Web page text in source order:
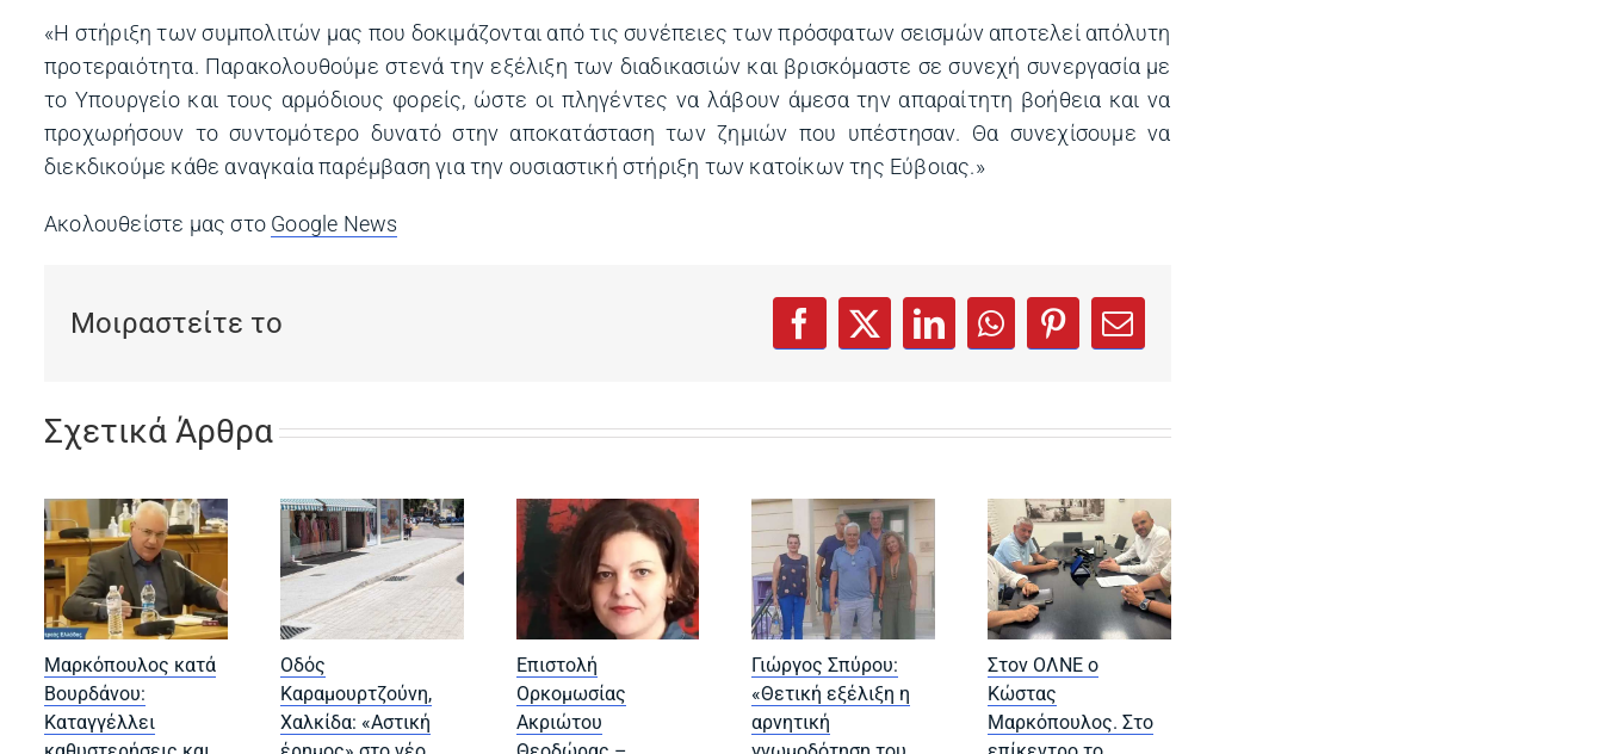
«Η στήριξη των συμπολιτών μας που δοκιμάζονται από τις συνέπειες των πρόσφατων σεισμών αποτελεί απόλυτη
προτεραιότητα. Παρακολουθούμε στενά την εξέλιξη των διαδικασιών και βρισκόμαστε σε συνεχή συνεργασία με
το Υπουργείο και τους αρμόδιους φορείς, ώστε οι πληγέντες να λάβουν άμεσα την απαραίτητη βοήθεια και να
προχωρήσουν το συντομότερο δυνατό στην αποκατάσταση των ζημιών που υπέστησαν. Θα συνεχίσουμε να
διεκδικούμε κάθε αναγκαία παρέμβαση για την ουσιαστική στήριξη των κατοίκων της Εύβοιας.»
Ακολουθείστε μας στο Google News
Μοιραστείτε το Facebook
(opens in a new tab)
X
(opens in a new tab)
LinkedIn
(opens in a new tab)
WhatsApp
(opens in a new tab)
Pinterest
(opens in a new tab)
Email
Σχετικά Άρθρα
Μαρκόπουλος κατά
Βουρδάνου:
Καταγγέλλει
Οδός
Καραμουρτζούνη,
Χαλκίδα: «Αστική
Επιστολή
Ορκομωσίας
Ακριώτου
Γιώργος Σπύρου:
«Θετική εξέλιξη η
αρνητική
Στον ΟΛΝΕ ο
Κώστας
Μαρκόπουλος. Στο